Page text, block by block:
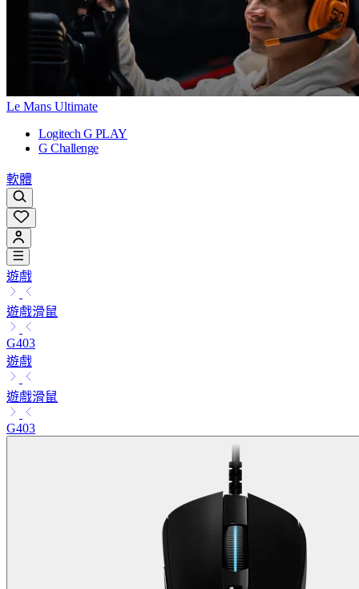
Le Mans Ultimate
Logitech G PLAY
G Challenge
軟體
遊戲
遊戲滑鼠
G403
遊戲
遊戲滑鼠
G403